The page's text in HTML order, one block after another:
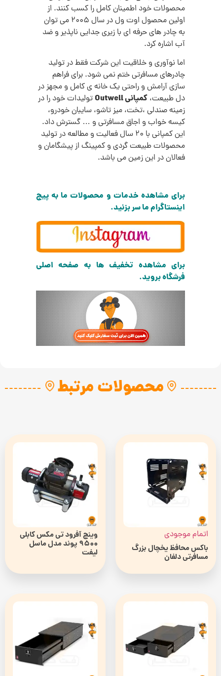
محصولات خود اطمینان کامل را کسب کنند. از
اولین محصول اوت ول در سال 2005 می توان
به چادر های حرفه ای با زیری جدایی ناپذیر و ضد
آب اشاره کرد.
اما نوآوری و خلاقیت این شرکت فقط در تولید
چادرهای مسافرتی ختم نمی شود. برای فراهم
سازی آرامش و راحتی یک خانه ی کامل و مجهز در
دل طبیعت، کمپانی Outwell
تولیدات خود را در
زمینه صندلی ،تخت، میز تاشو، سایبان خودرو،
کیسه خواب و اجاق مسافرتی و … گسترش داد.
این کمپانی با 20 سال فعالیت و مطالعه در تولید
محصولات طبیعت گردی و کمپینگ از پیشگامان و
فعالان در این زمین می باشد.
برای مشاهده خدمات و محصولات ما به پیج
اینستاگرام ما سر بزنید.
برای مشاهده تخفیف ها به صفحه اصلی
فرشگاه بروید.
محصولات مرتبط
اتمام موجودی
باکس محافظ یخچال بزرگ
مسافرتی دلفان
وینچ آفرود تی مکس کابلی
9500 پوند مدل ماسل
لیفت